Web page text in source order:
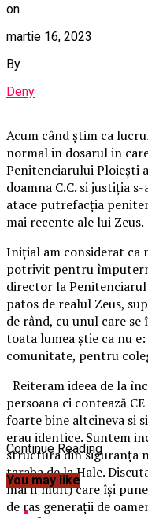
on
martie 16, 2023
By
Deny
Acum când știm ca
normal in dosarul in
Penitenciarului Ploiești
doamna C.C. si justiția
atace putrefacția
mai recente ale lui Zeus.
Inițial am considerat ca
potrivit pentru
director la
patos de realul Zeus,
de rând, cu unul care se
toata lumea știe ca nu
comunitate, pentru
Reiteram ideea de la
persoana ci contează
foarte bine altcineva si
erau identice. Suntem
structura din siguranța
taraba de la Hale.
mai fi mult) care își
de ras generații de
Continue Reading
You may like